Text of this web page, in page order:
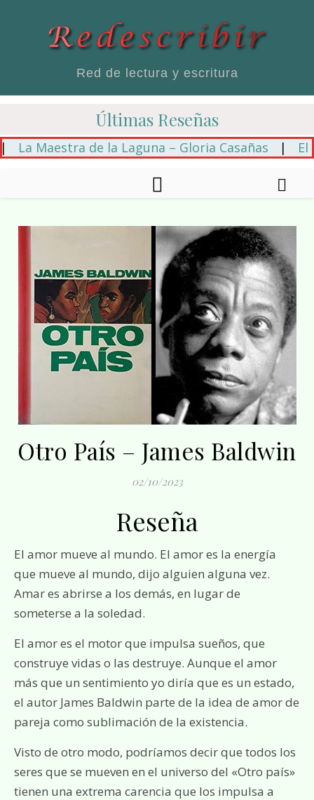
Red de lectura y escritura
Últimas Reseñas
Maestra de la Laguna – Gloria Casañas | El
Otro País – James Baldwin
02/10/2023
Reseña
El amor mueve al mundo. El amor es la energía
que mueve al mundo, dijo alguien alguna vez.
Amar es abrirse a los demás, en lugar de
someterse a la soledad.
El amor es el motor que impulsa sueños, que
construye vidas o las destruye. Aunque el amor
más que un sentimiento yo diría que es un estado,
el autor James Baldwin parte de la idea de amor de
pareja como sublimación de la existencia.
Visto de otro modo, podríamos decir que todos los
seres que se mueven en el universo del «Otro país»
tienen una extrema carencia que los impulsa a